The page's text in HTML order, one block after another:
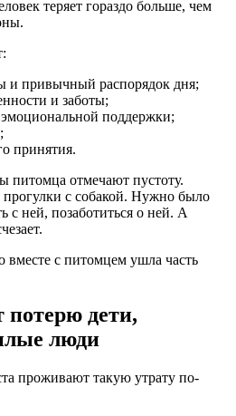
теряет гораздо больше, чем
и привычный распорядок дня;
и заботы;
поддержки;
принятия.
питомца отмечают пустоту.
прогулки с собакой. Нужно было
с ней, позаботиться о ней. А
вместе с питомцем ушла часть
дети,
люди
проживают такую утрату по-